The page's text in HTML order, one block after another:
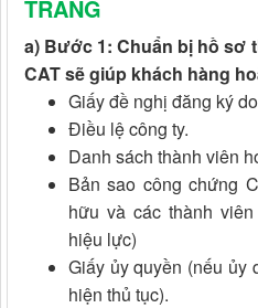
TRANG
a) Bước 1: Chuẩn bị hồ sơ
CAT sẽ giúp khách hàng
Giấy đề nghị đăng ký
Điều lệ công ty.
Danh sách thành viên
Bản sao công chứng
hữu và các thành
hiệu lực)
Giấy ủy quyền (nếu ủy
hiện thủ tục).